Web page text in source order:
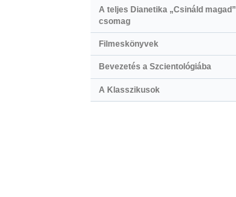
A teljes Dianetika „Csináld magad”
csomag
Filmeskönyvek
Bevezetés a Szcientológiába
A Klasszikusok